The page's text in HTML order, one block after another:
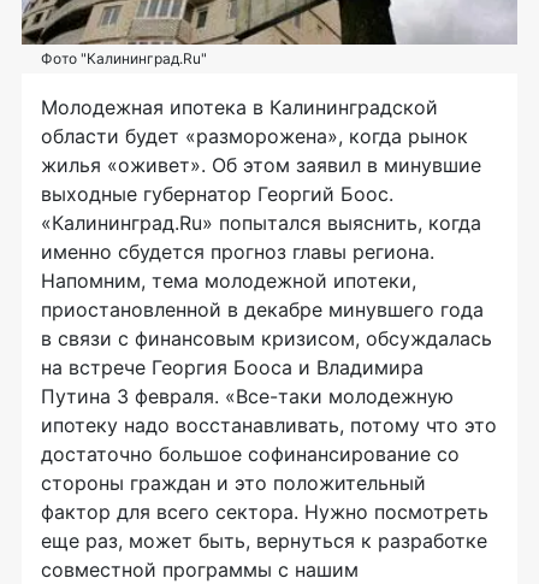
Фото "Калининград.Ru"
Молодежная ипотека в Калининградской
области будет «разморожена», когда рынок
жилья «оживет». Об этом заявил в минувшие
выходные губернатор Георгий Боос.
«Калининград.Ru» попытался выяснить, когда
именно сбудется прогноз главы региона.
Напомним, тема молодежной ипотеки,
приостановленной в декабре минувшего года
в связи с финансовым кризисом, обсуждалась
на встрече Георгия Бооса и Владимира
Путина 3 февраля. «Все-таки молодежную
ипотеку надо восстанавливать, потому что это
достаточно большое софинансирование со
стороны граждан и это положительный
фактор для всего сектора. Нужно посмотреть
еще раз, может быть, вернуться к разработке
совместной программы с нашим